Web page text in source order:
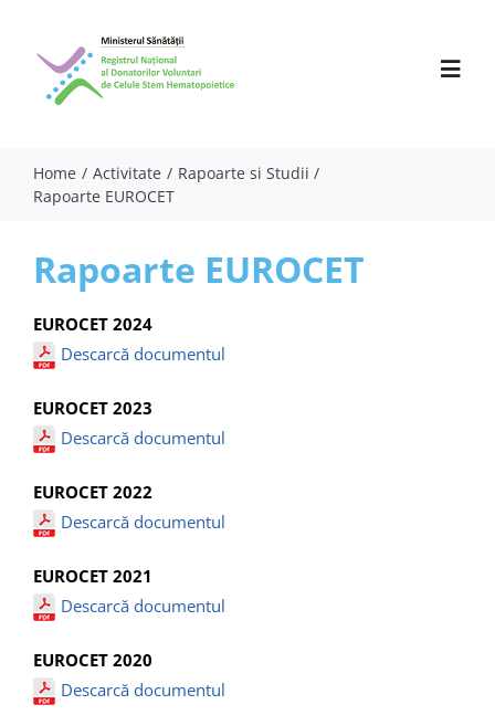
content
Despre noi
Comunicate
Evenimente
Specialiști
Contact
Home Activitate
Rapoarte si Studii
Rapoarte EUROCET
Rapoarte EUROCET
EUROCET 2024
Descarcă documentul
EUROCET 2023
Descarcă documentul
EUROCET 2022
Descarcă documentul
EUROCET 2021
Descarcă documentul
EUROCET 2020
Descarcă documentul